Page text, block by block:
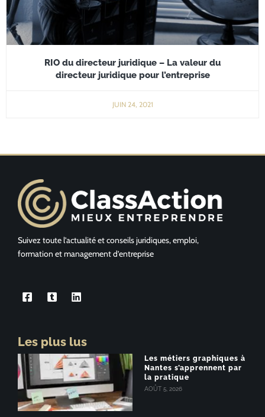
RIO du directeur juridique – La valeur du
directeur juridique pour l’entreprise
JUIN 24, 2021
Suivez toute l’actualité et conseils juridiques, emploi,
formation et management d’entreprise
Les plus lus
Les métiers graphiques à
Nantes s’apprennent par
la pratique
AOÛT 5, 2026